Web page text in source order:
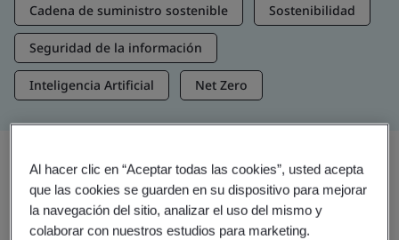
Cadena de suministro sostenible
Sostenibilidad
Seguridad de la información
Inteligencia Artificial Net Zero
Recursos multimedia
Contenidos más relevantes
Al hacer clic en “Aceptar todas las cookies”, usted acepta
que las cookies se guarden en su dispositivo para mejorar
la navegación del sitio, analizar el uso del mismo y
colaborar con nuestros estudios para marketing.